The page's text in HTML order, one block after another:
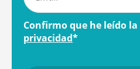
Confirmo que he leído la
privacidad*